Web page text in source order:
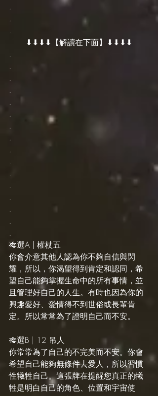
.
.
.
⬇⬇⬇⬇【解讀在下面】⬇⬇⬇⬇
.
.
.
.
.
.
.
.
.
.
.
.
.
.
.
.
🎋選A | 權杖五
你會介意其他人認為你不夠自信與閃
耀，所以，你渴望得到肯定和認同，希
望自己能夠掌握生命中的所有事情，並
且管理好自己的人生。有時也因為你的
興趣愛好、愛情得不到世俗或長輩肯
定。所以常常為了證明自己而不安。
🎋選B | 12 吊人
你常常為了自己的不完美而不安。你會
希望自己能夠無條件去愛人，所以習慣
性犧牲自己。這張牌在提醒您真正的犧
牲是明白自己的角色、位置和宇宙使